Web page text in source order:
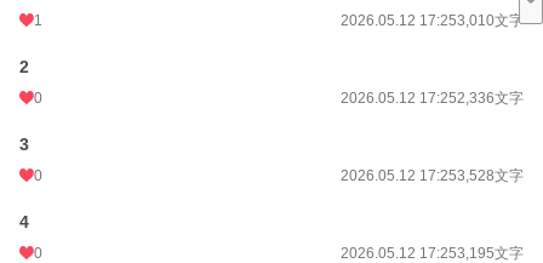
文字数
更新日時
初回完結日時
1 2026.05.12 17:253,010文字
2
0 2026.05.12 17:252,336文字
3
0 2026.05.12 17:253,528文字
4
0 2026.05.12 17:253,195文字